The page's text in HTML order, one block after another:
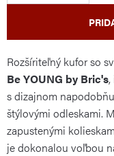
Rozšíriteľný kufor so
Be YOUNG by Bric's
s dizajnom
štýlovými odleskami.
zapustenými
je dokonalou voľbou